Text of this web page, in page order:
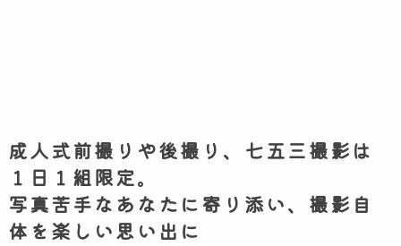
成人式前撮りや後撮り、七五三撮影は
１日１組限定。
写真苦手なあなたに寄り添い、撮影自
体を楽しい思い出に